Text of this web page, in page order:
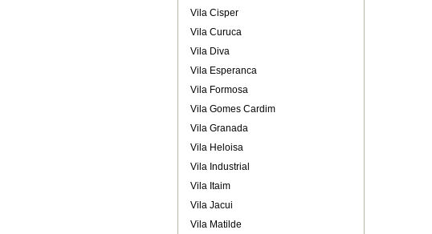
Vila Cisper
Vila Curuca
Vila Diva
Vila Esperanca
Vila Formosa
Vila Gomes Cardim
Vila Granada
Vila Heloisa
Vila Industrial
Vila Itaim
Vila Jacui
Vila Matilde